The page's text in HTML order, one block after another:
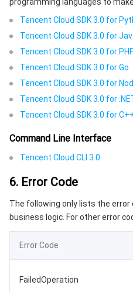
Tencent Cloud SDK 3.0 for
Tencent Cloud SDK 3.0 for
Tencent Cloud SDK 3.0 for
Tencent Cloud SDK 3.0 for Go
Tencent Cloud SDK 3.0 for
Tencent Cloud SDK 3.0 for
Tencent Cloud SDK 3.0 for
Command Line Interface
Tencent Cloud CLI 3.0
6. Error Code
The following only lists the error
business logic. For other error
Error Code
FailedOperation